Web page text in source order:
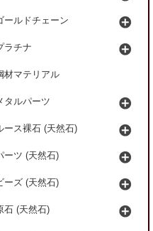
ールドチェーン
ラチナ
材マテリアル
タルパーツ
ース裸石 (天然石)
ーツ (天然石)
ーズ (天然石)
石 (天然石)